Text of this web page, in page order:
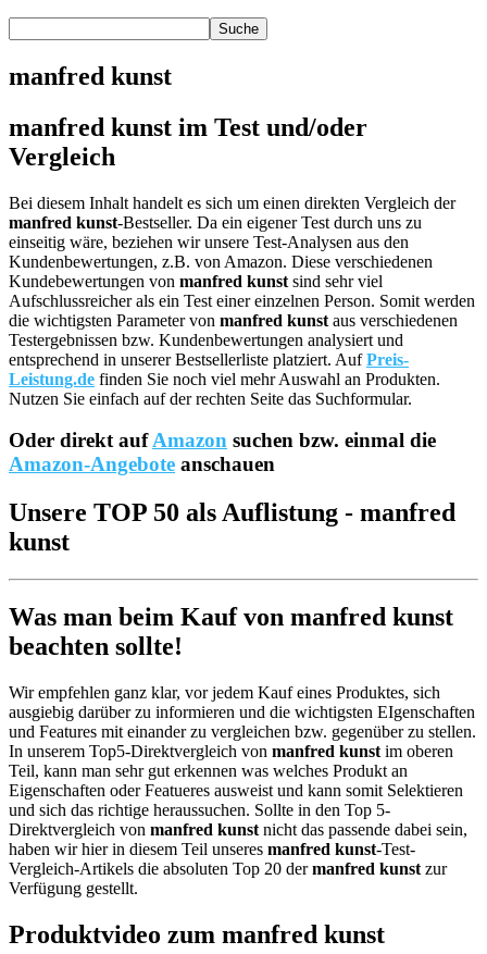
manfred kunst
manfred kunst im Test und/oder
Vergleich
Bei diesem Inhalt handelt es sich um einen direkten Vergleich der
manfred kunst-Bestseller. Da ein eigener Test durch uns zu
einseitig wäre, beziehen wir unsere Test-Analysen aus den
Kundenbewertungen, z.B. von Amazon. Diese verschiedenen
Kundebewertungen von manfred kunst sind sehr viel
Aufschlussreicher als ein Test einer einzelnen Person. Somit werden
die wichtigsten Parameter von manfred kunst aus verschiedenen
Testergebnissen bzw. Kundenbewertungen analysiert und
entsprechend in unserer Bestsellerliste platziert. AufPreis-
Leistung.de finden Sie noch viel mehr Auswahl an Produkten.
Nutzen Sie einfach auf der rechten Seite das Suchformular.
Oder direkt aufAmazon suchen bzw. einmal die
Amazon-Angebote anschauen
Unsere TOP 50 als Auflistung - manfred
kunst
Was man beim Kauf von manfred kunst
beachten sollte!
Wir empfehlen ganz klar, vor jedem Kauf eines Produktes, sich
ausgiebig darüber zu informieren und die wichtigsten EIgenschaften
und Features mit einander zu vergleichen bzw. gegenüber zu stellen.
In unserem Top5-Direktvergleich von manfred kunst im oberen
Teil, kann man sehr gut erkennen was welches Produkt an
Eigenschaften oder Featueres ausweist und kann somit Selektieren
und sich das richtige heraussuchen. Sollte in den Top 5-
Direktvergleich von manfred kunst nicht das passende dabei sein,
haben wir hier in diesem Teil unseres manfred kunst-Test-
Vergleich-Artikels die absoluten Top 20 dermanfred kunst zur
Verfügung gestellt.
Produktvideo zum manfred kunst